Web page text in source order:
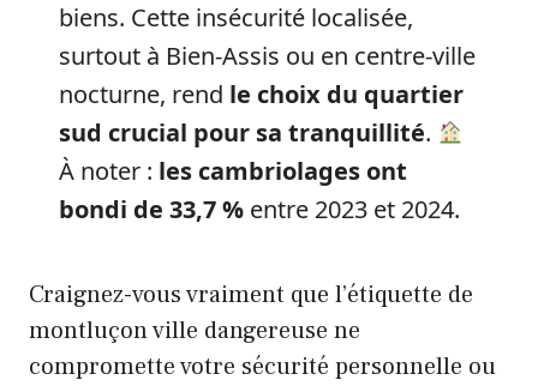
biens. Cette insécurité localisée,
surtout à Bien-Assis ou en centre-ville
nocturne, rend le choix du quartier
sud crucial pour sa tranquillité.
À noter : les cambriolages ont
bondi de 33,7 % entre 2023 et 2024.
Craignez-vous vraiment que l’étiquette de
montluçon ville dangereuse ne
compromette votre sécurité personnelle ou